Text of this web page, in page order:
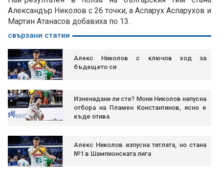
Александър Николов с 26 точки, а Аспарух Аспарухов и
Мартин Атанасов добавиха по 13.
свързани статии
Алекс Николов с ключов ход за
бъдещето си
Изненадани ли сте? Мони Николов напусна
отбора на Пламен Константинов, ясно е
къде отива
Алекс Николов изпусна титлата, но стана
№1 в Шампионската лига